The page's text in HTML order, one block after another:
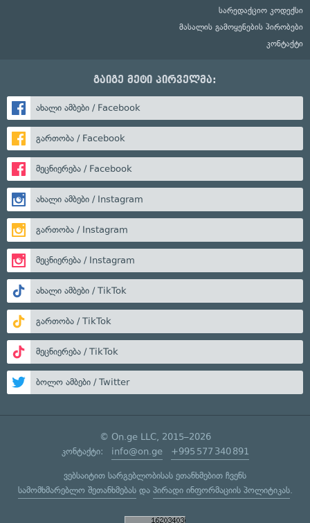
სარედაქციო კოდექსი
მასალის გამოყენების პირობები
კონტაქტი
გაიგე მეტი პირველმა:
ახალი ამბები / Facebook
გართობა / Facebook
მეცნიერება / Facebook
ახალი ამბები / Instagram
გართობა / Instagram
მეცნიერება / Instagram
ახალი ამბები / TikTok
გართობა / TikTok
მეცნიერება / TikTok
ბოლო ამბები / Twitter
© On.ge LLC, 2015–2026
კონტაქტი: info@on.ge +995 577 340 891
ვებსაიტით სარგებლობისას ეთანხმებით ჩვენს
სამომხმარებლო შეთანხმებასდა პირადი ინფორმაციის პოლიტიკას.